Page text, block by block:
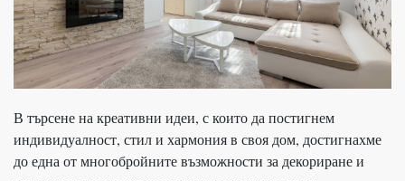
В търсене на креативни идеи, с които да постигнем
индивидуалност, стил и хармония в своя дом, достигнахме
до една от многобройните възможности за декориране и